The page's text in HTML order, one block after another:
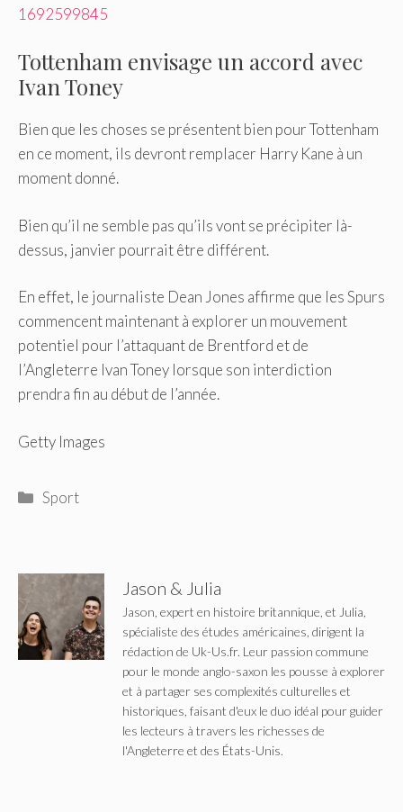
1692599845
Tottenham envisage un accord avec
Ivan Toney
Bien que les choses se présentent bien pour Tottenham
en ce moment, ils devront remplacer Harry Kane à un
moment donné.
Bien qu’il ne semble pas qu’ils vont se précipiter là-
dessus, janvier pourrait être différent.
En effet, le journaliste Dean Jones affirme que les Spurs
commencent maintenant à explorer un mouvement
potentiel pour l’attaquant de Brentford et de
l’Angleterre Ivan Toney lorsque son interdiction
prendra fin au début de l’année.
Getty Images
Catégories
Sport
Jason & Julia
Jason, expert en histoire britannique, et Julia,
spécialiste des études américaines, dirigent la
rédaction de Uk-Us.fr. Leur passion commune
pour le monde anglo-saxon les pousse à explorer
et à partager ses complexités culturelles et
historiques, faisant d'eux le duo idéal pour guider
les lecteurs à travers les richesses de
l'Angleterre et des États-Unis.